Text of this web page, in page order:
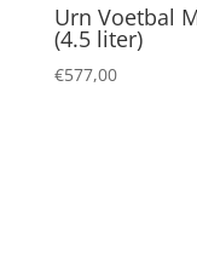
Urn Voetbal
(4.5 liter)
€577,00